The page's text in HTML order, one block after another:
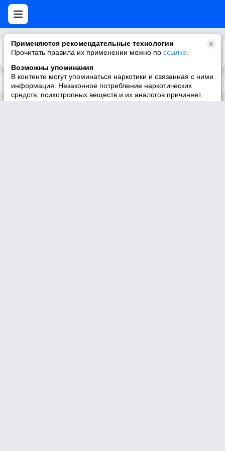
Применяются рекомендательные технологии
Прочитать правила их применении можно по ссылке
Возможны упоминания
В контенте могут упоминаться наркотики и связанная с ними
информация. Незаконное потребление наркотических
средств, психотропных веществ и их аналогов причиняет
Каталог Рекомендации
Трек не существует